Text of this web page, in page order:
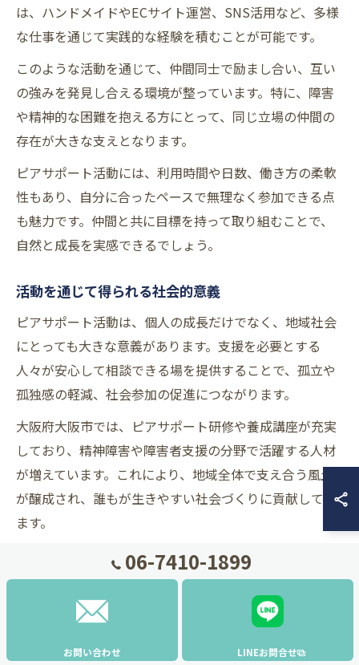
は、ハンドメイドやECサイト運営、SNS活用など、多様
な仕事を通じて実践的な経験を積むことが可能です。
このような活動を通じて、仲間同士で励まし合い、互い
の強みを発見し合える環境が整っています。特に、障害
や精神的な困難を抱える方にとって、同じ立場の仲間の
存在が大きな支えとなります。
ピアサポート活動には、利用時間や日数、働き方の柔軟
性もあり、自分に合ったペースで無理なく参加できる点
も魅力です。仲間と共に目標を持って取り組むことで、
自然と成長を実感できるでしょう。
活動を通じて得られる社会的意義
ピアサポート活動は、個人の成長だけでなく、地域社会
にとっても大きな意義があります。支援を必要とする
人々が安心して相談できる場を提供することで、孤立や
孤独感の軽減、社会参加の促進につながります。
大阪府大阪市では、ピアサポート研修や養成講座が充実
しており、精神障害や障害者支援の分野で活躍する人材
が増えています。これにより、地域全体で支え合う風土
が醸成され、誰もが生きやすい社会づくりに貢献してい
ます。
また、ピアサポートを通じて当事者の声が社会に反映さ
れやすくなり、より実態に即した支援体制の整備や制度
改善にもつながる点が、活動の重要な意義として挙げら
06-7410-1899
お問い合わせ LINEお問合せ